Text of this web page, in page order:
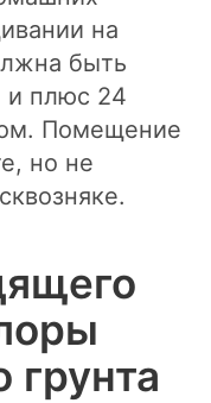
на
быть
и плюс 24
Помещение
но не
грунта